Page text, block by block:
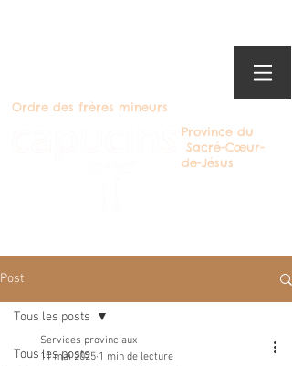
Ordre des frères mineurs
Province du
Sacré-Cœur-
de-Jésus
Post
Tous les posts
Tous les posts
Services provinciaux
11 mai 2025 1 min de lecture